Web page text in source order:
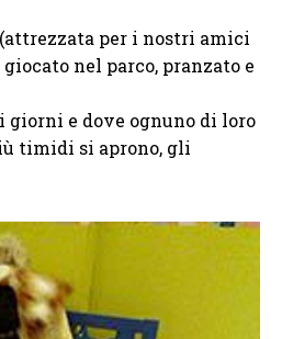
per i nostri amici
nel parco, pranzato e
giorni e dove ognuno di loro
timidi si aprono, gli